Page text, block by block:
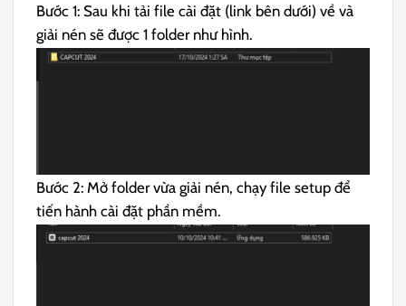
Bước 1: Sau khi tải file cài đặt (link bên dưới) về và
giải nén sẽ được 1 folder như hình.
Bước 2: Mở folder vừa giải nén, chạy file setup để
tiến hành cài đặt phần mềm.